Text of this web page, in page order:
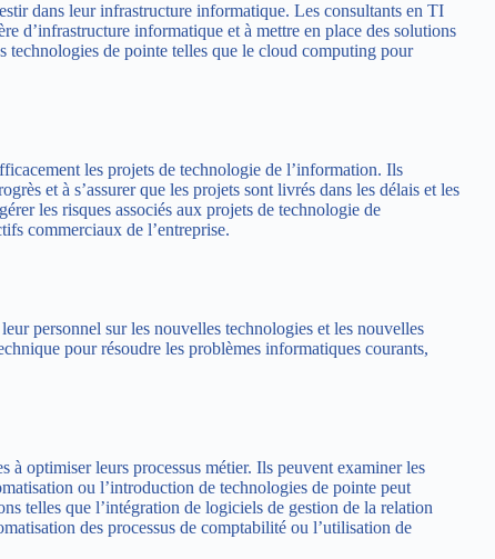
dans leur infrastructure informatique. Les consultants en TI
d’infrastructure informatique et à mettre en place des solutions
technologies de pointe telles que le cloud computing pour
les projets de technologie de l’information. Ils
et à s’assurer que les projets sont livrés dans les délais et les
les risques associés aux projets de technologie de
commerciaux de l’entreprise.
personnel sur les nouvelles technologies et les nouvelles
pour résoudre les problèmes informatiques courants,
à optimiser leurs processus métier. Ils peuvent examiner les
ou l’introduction de technologies de pointe peut
telles que l’intégration de logiciels de gestion de la relation
des processus de comptabilité ou l’utilisation de